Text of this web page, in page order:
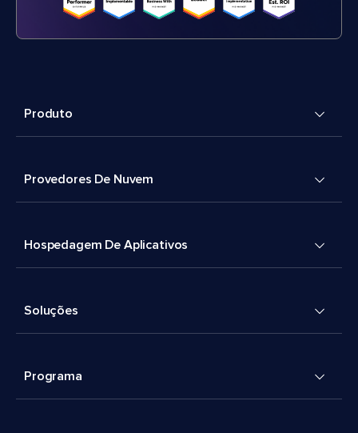
Produto
Provedores De Nuvem
Hospedagem De Aplicativos
Soluções
Programa